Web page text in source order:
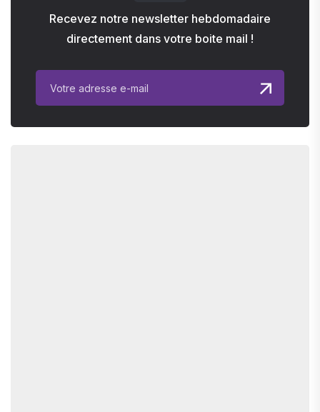
Recevez notre newsletter hebdomadaire
directement dans votre boite mail !